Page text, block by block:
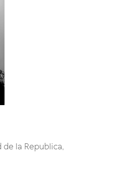
la Republica,